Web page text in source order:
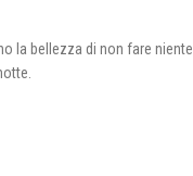
la bellezza di non fare niente.